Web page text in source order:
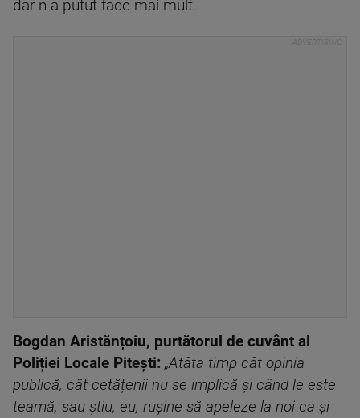
dar n-a putut face mai mult.
Bogdan Aristănțoiu, purtătorul de cuvânt al
Poliției Locale Pitești: „Atâta timp cât opinia
publică, cât cetățenii nu se implică și când le este
teamă, sau știu, eu, rușine să apeleze la noi ca și